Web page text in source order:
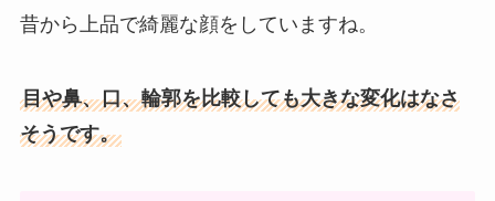
昔から上品で綺麗な顔をしていますね。
目や鼻、口、輪郭を比較しても大きな変化はなさ
そうです。